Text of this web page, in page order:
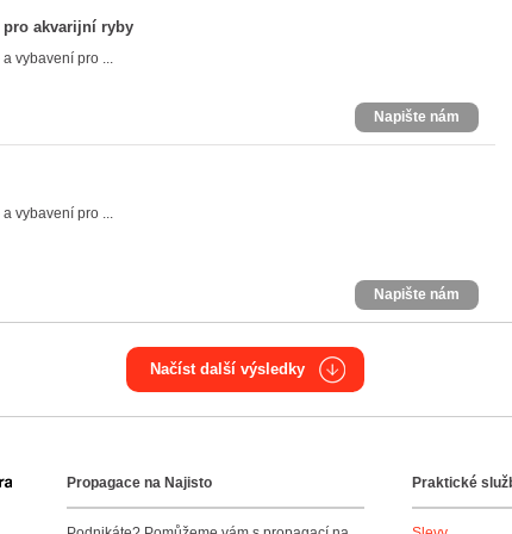
pro akvarijní ryby
vybavení pro ...
Napište nám
vybavení pro ...
Napište nám
Načíst další výsledky
Agentura NajistoPropagace na Najisto Praktické